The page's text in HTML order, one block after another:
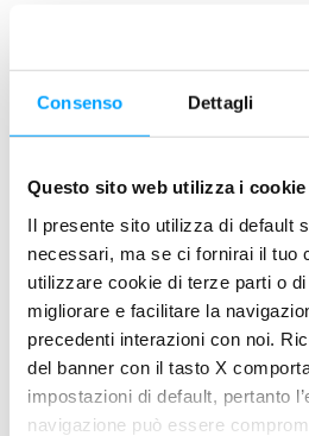
Consenso Dettagli
Questo sito web utilizza i cookie
Il presente sito utilizza di default
necessari, ma se ci fornirai il tuo
utilizzare cookie di terze parti o
migliorare e facilitare la
precedenti interazioni con noi.
del banner con il tasto X
impostazioni di default, pertanto
navigazione può essere